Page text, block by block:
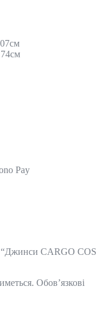
Pay
“Джинси CARGO COS
Обов’язкові